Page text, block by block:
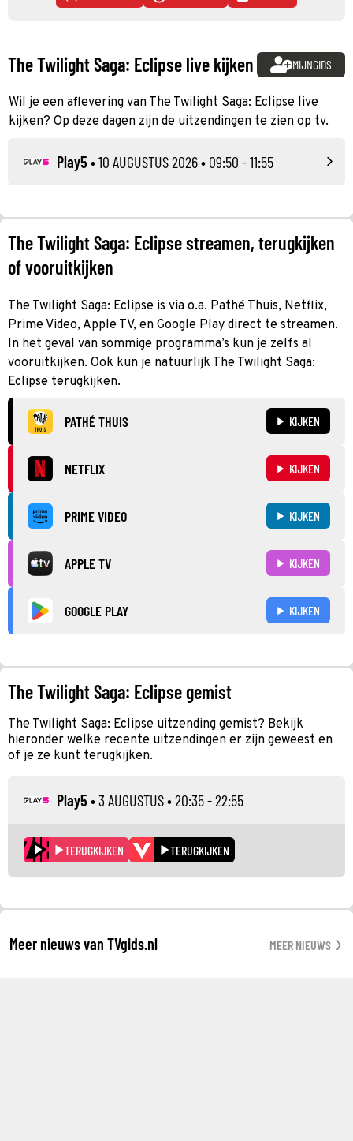
The Twilight Saga: Eclipse live kijken MIJNGIDS
Wil je een aflevering van The Twilight Saga: Eclipse live
kijken? Op deze dagen zijn de uitzendingen te zien op tv.
Play5 •10 AUGUSTUS 2026• 09:50 - 11:55
The Twilight Saga: Eclipse streamen, terugkijken
of vooruitkijken
The Twilight Saga: Eclipse is via o.a. Pathé Thuis, Netflix,
Prime Video, Apple TV, en Google Play direct te streamen.
In het geval van sommige programma’s kun je zelfs al
vooruitkijken. Ook kun je natuurlijk The Twilight Saga:
Eclipse terugkijken.
PATHÉ THUIS KIJKEN
NETFLIX KIJKEN
PRIME VIDEO KIJKEN
APPLE TV KIJKEN
GOOGLE PLAY KIJKEN
The Twilight Saga: Eclipse gemist
The Twilight Saga: Eclipse uitzending gemist? Bekijk
hieronder welke recente uitzendingen er zijn geweest en
of je ze kunt terugkijken.
Play5 •3 AUGUSTUS• 20:35 - 22:55
TERUGKIJKEN TERUGKIJKEN
Meer nieuws van TVgids.nl MEER NIEUWS